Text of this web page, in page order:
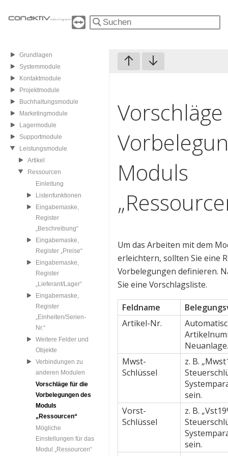
Grundlagen
Systemmodule
Kontaktmodule
Projektmodule
Buchhaltungsmodule
Marketingmodule
Lagermodule
Supportmodule
Leistungsmodule
Artikel
Ressourcen
Einleitung
Listenfunktionen
Eingabemaske,
Register
„Beschreibung“
Eingabemaske,
Register „Preise“
Eingabemaske,
Register
„Lieferant/Lager“
Eingabemaske,
Register
„Einheiten/Serien-
Nr.“
Weitere Felder und
Objekte
Verbindungen zu
anderen Modulen
Vorschläge für die
Vorbelegungen des
Moduls
„Ressourcen“
Mögliche
Einstellungen für das
Modul „Ressourcen“
Moduls
Um das Arbeiten mit dem
erleichtern, sollten Sie eine
Vorbelegungen definieren.
Sie eine Vorschlagsliste.
Feldname
Artikel-Nr.
Neuanlage.
Mwst-
Schlüssel
z. B.
sein.
Vorst-
Schlüssel
z. B.
sein.